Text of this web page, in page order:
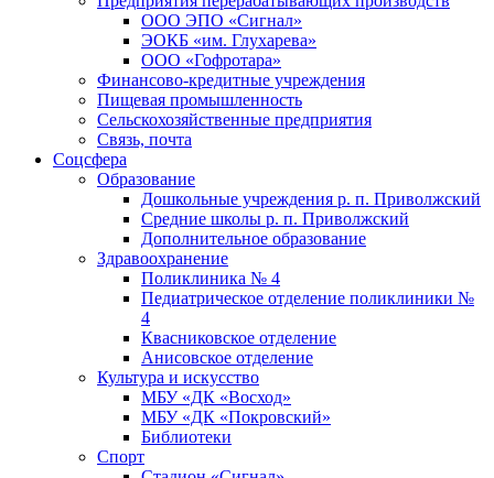
ООО ЭПО «Сигнал»
ЭОКБ «им. Глухарева»
ООО «Гофротара»
Финансово-кредитные учреждения
Пищевая промышленность
Сельскохозяйственные предприятия
Связь, почта
Соцсфера
Образование
Дошкольные учреждения р. п. Приволжский
Средние школы р. п. Приволжский
Дополнительное образование
Здравоохранение
Поликлиника № 4
Педиатрическое отделение поликлиники №
4
Квасниковское отделение
Анисовское отделение
Культура и искусство
МБУ «ДК «Восход»
МБУ «ДК «Покровский»
Библиотеки
Спорт